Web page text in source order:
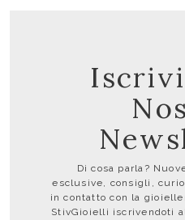
Di cosa parla?
esclusive, consigli,
in contatto con la
StivGioielli iscrivendoti